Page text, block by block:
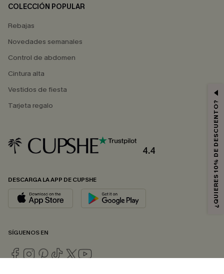
COLECCIÓN POPULAR
Rebajas
Novedades semanales
Control de abdomen
Cintura alta
Vestidos de fiesta
Tarjeta regalo
4.4
DESCARGA LA APP DE CUPSHE
SÍGUENOS EN
¿QUIERES 10% DE DESCUENTO?